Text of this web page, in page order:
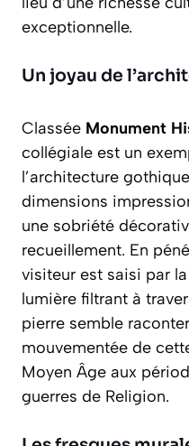
exceptionnelle.
Un joyau de
Classée Monument
collégiale est un
l’architecture
dimensions
une sobriété
recueillement. En
visiteur est saisi par
lumière filtrant à
pierre semble
mouvementée de
Moyen Âge aux
guerres de Religion.